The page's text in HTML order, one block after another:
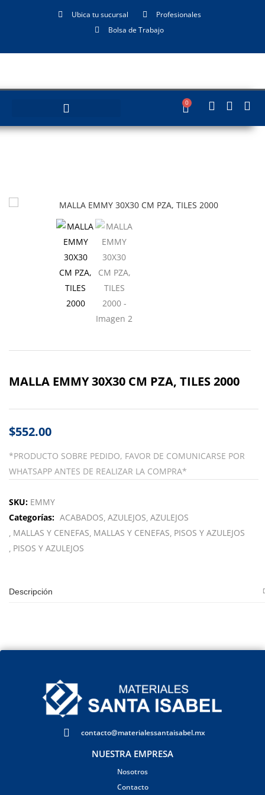
Ubica tu sucursal
Profesionales
Bolsa de Trabajo
0
MALLA EMMY 30X30 CM PZA, TILES 2000
$552.00
*PRODUCTO SOBRE PEDIDO, FAVOR DE COMUNICARSE POR
WHATSAPP ANTES DE REALIZAR LA COMPRA*
SKU: EMMY
Categorías: ACABADOS AZULEJOS AZULEJOS
MALLAS Y CENEFAS MALLAS Y CENEFAS PISOS Y AZULEJOS
PISOS Y AZULEJOS
Descripción
contacto@materialessantaisabel.mx
NUESTRA EMPRESA
Nosotros
Contacto